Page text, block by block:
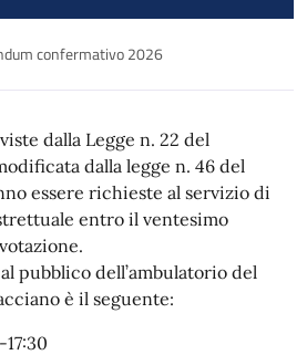
confermativo 2026
dalla Legge n. 22 del
dalla legge n. 46 del
essere richieste al servizio di
entro il ventesimo
pubblico dell’ambulatorio del
è il seguente: